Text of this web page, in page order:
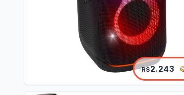
R$2.243